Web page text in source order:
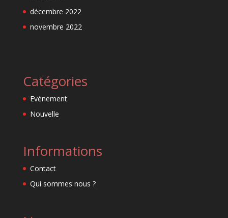
décembre 2022
novembre 2022
Catégories
Evénement
Nouvelle
Informations
Contact
Qui sommes nous ?